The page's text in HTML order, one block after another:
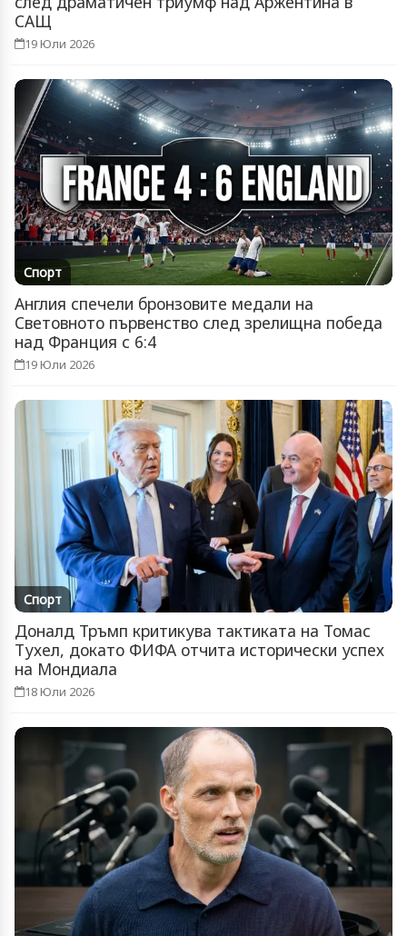
САЩ
19 Юли 2026
Спорт
Англия спечели бронзовите медали на
Световното първенство след зрелищна победа
над Франция с 6:4
19 Юли 2026
Спорт
Доналд Тръмп критикува тактиката на Томас
Тухел, докато ФИФА отчита исторически успех
на Мондиала
18 Юли 2026